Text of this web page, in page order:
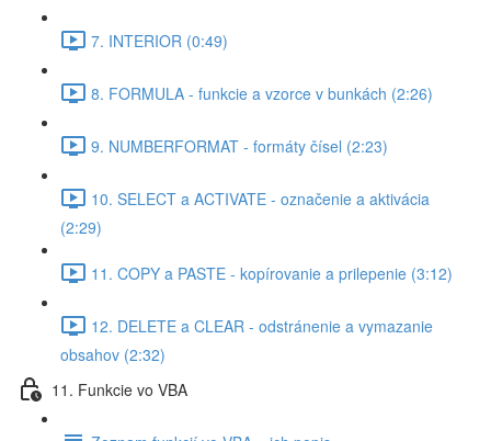
7. INTERIOR (0:49)
8. FORMULA - funkcie a vzorce v bunkách (2:26)
9. NUMBERFORMAT - formáty čísel (2:23)
10. SELECT a ACTIVATE - označenie a aktivácia
(2:29)
11. COPY a PASTE - kopírovanie a prilepenie (3:12)
12. DELETE a CLEAR - odstránenie a vymazanie
obsahov (2:32)
11. Funkcie vo VBA